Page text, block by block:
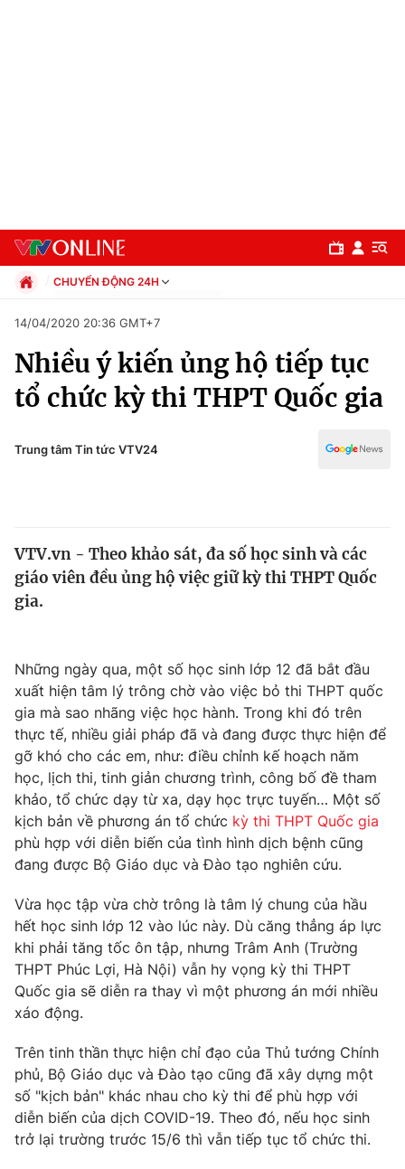
Chuyên mục
Chính trị
Xã hội
Y tế
Thế giới đó đây
Câu chuyện quốc tế
Kinh tế
Tài chính
Thị trường
Góc doanh nghiệp
Dữ liệu và đời sống
Truyền hình
Phim VTV
Hậu trường
Khán giả
Giải sao mai
Giải trí
Điện ảnh
Âm nhạc
Sao
Du lịch
Làm đẹp
Chất lượng cuộc sống
Giáo dục
Tuyển sinh
Học trực tuyến
Công nghệ
Hitech Công nghệ tương lai
Sản phẩm
Thị trường
Tư vấn
Lịch phát sóng
CHUYỂN ĐỘNG 24H
Xã hội
Pháp luật
Kinh tế
Thể thao
Văn hóa - Giải trí
Giáo dục
14/04/2020 20:36 GMT+7
Nhiều ý kiến ủng hộ tiếp tục
tổ chức kỳ thi THPT Quốc gia
Trung tâm Tin tức VTV24
VTV.vn - Theo khảo sát, đa số học sinh và các
giáo viên đều ủng hộ việc giữ kỳ thi THPT Quốc
gia.
Những ngày qua, một số học sinh lớp 12 đã bắt đầu
xuất hiện tâm lý trông chờ vào việc bỏ thi THPT quốc
gia mà sao nhãng việc học hành. Trong khi đó trên
thực tế, nhiều giải pháp đã và đang được thực hiện để
gỡ khó cho các em, như: điều chỉnh kế hoạch năm
học, lịch thi, tinh giản chương trình, công bố đề tham
khảo, tổ chức dạy từ xa, dạy học trực tuyến… Một số
kịch bản về phương án tổ chức kỳ thi THPT Quốc gia
phù hợp với diễn biến của tình hình dịch bệnh cũng
đang được Bộ Giáo dục và Đào tạo nghiên cứu.
Vừa học tập vừa chờ trông là tâm lý chung của hầu
hết học sinh lớp 12 vào lúc này. Dù căng thẳng áp lực
khi phải tăng tốc ôn tập, nhưng Trâm Anh (Trường
THPT Phúc Lợi, Hà Nội) vẫn hy vọng kỳ thi THPT
Quốc gia sẽ diễn ra thay vì một phương án mới nhiều
xáo động.
Trên tinh thần thực hiện chỉ đạo của Thủ tướng Chính
phủ, Bộ Giáo dục và Đào tạo cũng đã xây dựng một
số "kịch bản" khác nhau cho kỳ thi để phù hợp với
diễn biến của dịch COVID-19. Theo đó, nếu học sinh
trở lại trường trước 15/6 thì vẫn tiếp tục tổ chức thi.